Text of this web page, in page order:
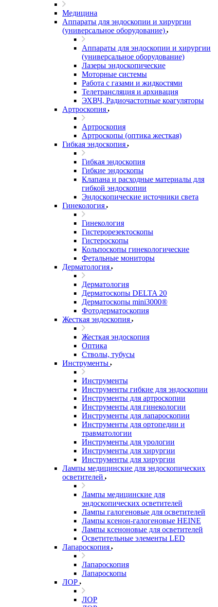
Медицина
Аппараты для эндоскопии и хирургии
(универсальное оборудование)
Аппараты для эндоскопии и хирургии
(универсальное оборудование)
Лазеры эндоскопические
Моторные системы
Работа с газами и жидкостями
Телетрансляция и архивация
ЭХВЧ, Радиочастотные коагуляторы
Артроскопия
Артроскопия
Артроскопы (оптика жесткая)
Гибкая эндоскопия
Гибкая эндоскопия
Гибкие эндоскопы
Клапана и расходные материалы для
гибкой эндоскопии
Эндоскопические источники света
Гинекология
Гинекология
Гистерорезектоскопы
Гистероскопы
Кольпоскопы гинекологические
Фетальные мониторы
Дерматология
Дерматология
Дерматоскопы DELTA 20
Дерматоскопы mini3000®
Фотодерматоскопия
Жесткая эндоскопия
Жесткая эндоскопия
Оптика
Стволы, тубусы
Инструменты
Инструменты
Инструменты гибкие для эндоскопии
Инструменты для артроскопии
Инструменты для гинекологии
Инструменты для лапароскопии
Инструменты для ортопедии и
травматологии
Инструменты для урологии
Инструменты для хирургии
Инструменты для хирургии
Лампы медицинские для эндоскопических
осветителей
Лампы медицинские для
эндоскопических осветителей
Лампы галогеновые для осветителей
Лампы ксенон-галогеновые HEINE
Лампы ксеноновые для осветителей
Осветительные элементы LED
Лапароскопия
Лапароскопия
Лапароскопы
ЛОР
ЛОР